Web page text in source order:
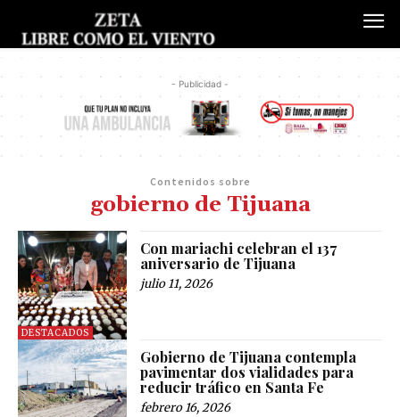
- Publicidad -
Contenidos sobre
gobierno de Tijuana
DESTACADOS
Con mariachi celebran el 137
aniversario de Tijuana
julio 11, 2026
Gobierno de Tijuana contempla
pavimentar dos vialidades para
reducir tráfico en Santa Fe
febrero 16, 2026